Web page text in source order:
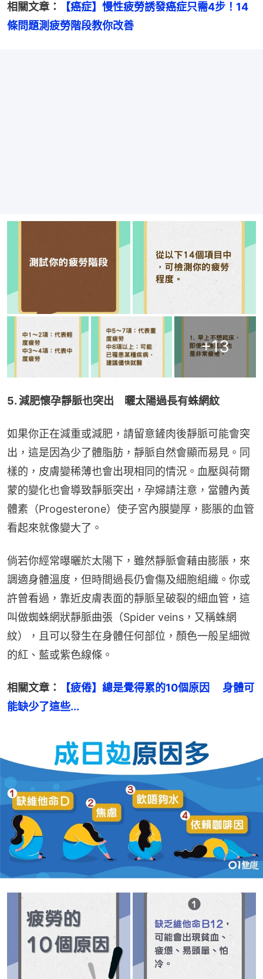
相關文章：
【癌症】慢性疲勞誘發癌症只需4步！14
條問題測疲勞階段教你改善
+13
5. 減肥懷孕靜脈也突出　曬太陽過長有蛛網紋
如果你正在減重或減肥，請留意鏟肉後靜脈可能會突
出，這是因為少了體脂肪，靜脈自然會顯而易見。同
樣的，皮膚變稀薄也會出現相同的情況。血壓與荷爾
蒙的變化也會導致靜脈突出，孕婦請注意，當體內黃
體素（Progesterone）使子宮內膜變厚，膨脹的血管
看起來就像變大了。
倘若你經常曝曬於太陽下，雖然靜脈會藉由膨脹，來
調適身體溫度，但時間過長仍會傷及細胞組織。你或
許曾看過，靠近皮膚表面的靜脈呈破裂的細血管，這
叫做蜘蛛網狀靜脈曲張（Spider veins，又稱蛛網
紋），且可以發生在身體任何部位，顏色一般呈細微
的紅、藍或紫色線條。
相關文章：
【疲倦】總是覺得累的10個原因 　身體可
能缺少了這些...